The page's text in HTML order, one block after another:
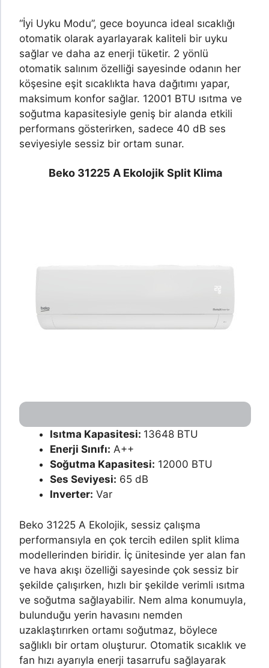
“İyi Uyku Modu”, gece boyunca ideal sıcaklığı
otomatik olarak ayarlayarak kaliteli bir uyku
sağlar ve daha az enerji tüketir. 2 yönlü
otomatik salınım özelliği sayesinde odanın her
köşesine eşit sıcaklıkta hava dağıtımı yapar,
maksimum konfor sağlar. 12001 BTU ısıtma ve
soğutma kapasitesiyle geniş bir alanda etkili
performans gösterirken, sadece 40 dB ses
seviyesiyle sessiz bir ortam sunar.
Beko 31225 A Ekolojik Split Klima
Isıtma Kapasitesi: 13648 BTU
Enerji Sınıfı: A++
Soğutma Kapasitesi: 12000 BTU
Ses Seviyesi: 65 dB
Inverter: Var
Beko 31225 A Ekolojik, sessiz çalışma
performansıyla en çok tercih edilen split klima
modellerinden biridir. İç ünitesinde yer alan fan
ve hava akışı özelliği sayesinde çok sessiz bir
şekilde çalışırken, hızlı bir şekilde verimli ısıtma
ve soğutma sağlayabilir. Nem alma konumuyla,
bulunduğu yerin havasını nemden
uzaklaştırırken ortamı soğutmaz, böylece
sağlıklı bir ortam oluşturur. Otomatik sıcaklık ve
fan hızı ayarıyla enerji tasarrufu sağlayarak